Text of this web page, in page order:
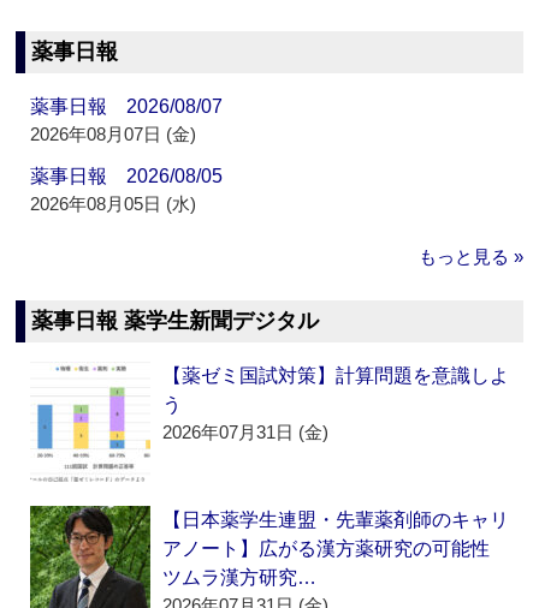
薬事日報
薬事日報 2026/08/07
2026年08月07日 (金)
薬事日報 2026/08/05
2026年08月05日 (水)
もっと見る »
薬事日報 薬学生新聞デジタル
【薬ゼミ国試対策】計算問題を意識しよ
う
2026年07月31日 (金)
【日本薬学生連盟・先輩薬剤師のキャリ
アノート】広がる漢方薬研究の可能性
ツムラ漢方研究…